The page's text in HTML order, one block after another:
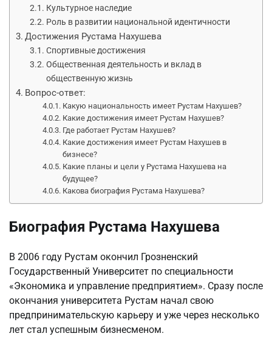
Культурное наследие
Роль в развитии национальной идентичности
Достижения Рустама Нахушева
Спортивные достижения
Общественная деятельность и вклад в
общественную жизнь
Вопрос-ответ:
Какую национальность имеет Рустам Нахушев?
Какие достижения имеет Рустам Нахушев?
Где работает Рустам Нахушев?
Какие достижения имеет Рустам Нахушев в
бизнесе?
Какие планы и цели у Рустама Нахушева на
будущее?
Какова биография Рустама Нахушева?
Биография Рустама Нахушева
В 2006 году Рустам окончил Грозненский
Государственный Университет по специальности
«Экономика и управление предприятием». Сразу после
окончания университета Рустам начал свою
предпринимательскую карьеру и уже через несколько
лет стал успешным бизнесменом.